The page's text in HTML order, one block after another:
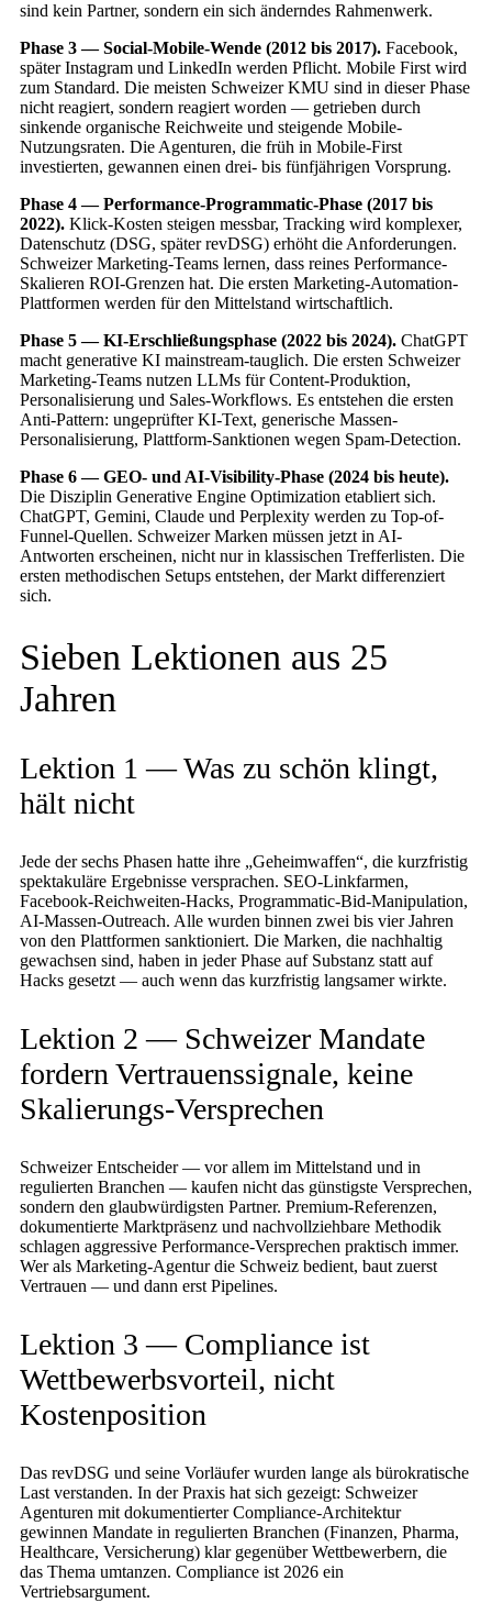
sind kein Partner, sondern ein sich änderndes Rahmenwerk.
Phase 3 — Social-Mobile-Wende (2012 bis 2017). Facebook,
später Instagram und LinkedIn werden Pflicht. Mobile First wird
zum Standard. Die meisten Schweizer KMU sind in dieser Phase
nicht reagiert, sondern reagiert worden — getrieben durch
sinkende organische Reichweite und steigende Mobile-
Nutzungsraten. Die Agenturen, die früh in Mobile-First
investierten, gewannen einen drei- bis fünfjährigen Vorsprung.
Phase 4 — Performance-Programmatic-Phase (2017 bis
2022). Klick-Kosten steigen messbar, Tracking wird komplexer,
Datenschutz (DSG, später revDSG) erhöht die Anforderungen.
Schweizer Marketing-Teams lernen, dass reines Performance-
Skalieren ROI-Grenzen hat. Die ersten Marketing-Automation-
Plattformen werden für den Mittelstand wirtschaftlich.
Phase 5 — KI-Erschließungsphase (2022 bis 2024). ChatGPT
macht generative KI mainstream-tauglich. Die ersten Schweizer
Marketing-Teams nutzen LLMs für Content-Produktion,
Personalisierung und Sales-Workflows. Es entstehen die ersten
Anti-Pattern: ungeprüfter KI-Text, generische Massen-
Personalisierung, Plattform-Sanktionen wegen Spam-Detection.
Phase 6 — GEO- und AI-Visibility-Phase (2024 bis heute).
Die Disziplin Generative Engine Optimization etabliert sich.
ChatGPT, Gemini, Claude und Perplexity werden zu Top-of-
Funnel-Quellen. Schweizer Marken müssen jetzt in AI-
Antworten erscheinen, nicht nur in klassischen Trefferlisten. Die
ersten methodischen Setups entstehen, der Markt differenziert
sich.
Sieben Lektionen aus 25
Jahren
Lektion 1 — Was zu schön klingt,
hält nicht
Jede der sechs Phasen hatte ihre „Geheimwaffen“, die kurzfristig
spektakuläre Ergebnisse versprachen. SEO-Linkfarmen,
Facebook-Reichweiten-Hacks, Programmatic-Bid-Manipulation,
AI-Massen-Outreach. Alle wurden binnen zwei bis vier Jahren
von den Plattformen sanktioniert. Die Marken, die nachhaltig
gewachsen sind, haben in jeder Phase auf Substanz statt auf
Hacks gesetzt — auch wenn das kurzfristig langsamer wirkte.
Lektion 2 — Schweizer Mandate
fordern Vertrauenssignale, keine
Skalierungs-Versprechen
Schweizer Entscheider — vor allem im Mittelstand und in
regulierten Branchen — kaufen nicht das günstigste Versprechen,
sondern den glaubwürdigsten Partner. Premium-Referenzen,
dokumentierte Marktpräsenz und nachvollziehbare Methodik
schlagen aggressive Performance-Versprechen praktisch immer.
Wer als Marketing-Agentur die Schweiz bedient, baut zuerst
Vertrauen — und dann erst Pipelines.
Lektion 3 — Compliance ist
Wettbewerbsvorteil, nicht
Kostenposition
Das revDSG und seine Vorläufer wurden lange als bürokratische
Last verstanden. In der Praxis hat sich gezeigt: Schweizer
Agenturen mit dokumentierter Compliance-Architektur
gewinnen Mandate in regulierten Branchen (Finanzen, Pharma,
Healthcare, Versicherung) klar gegenüber Wettbewerbern, die
das Thema umtanzen. Compliance ist 2026 ein
Vertriebsargument.